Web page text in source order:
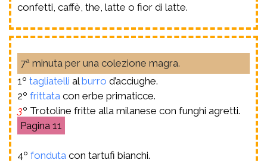
confetti, caffè, the, latte o fior di latte.
7ª minuta per una colezione magra.
1º tagliatelli alburro d’acciughe.
2º frittata con erbe primaticce.
3º Trotoline fritte alla milanese con funghi agretti.
11
4º fonduta con tartufi bianchi.